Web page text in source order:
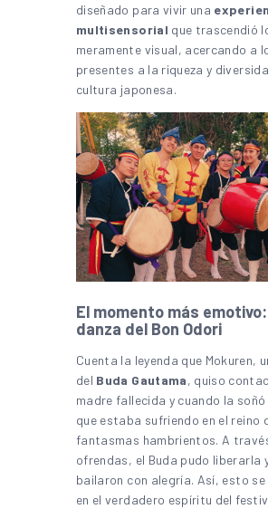
diseñado para vivir una
multisensorial que trascendió
meramente visual, acercando a
presentes a la riqueza y
cultura japonesa.
El momento más
danza del Bon Odori
Cuenta la leyenda que Mokuren,
del Buda Gautama, quiso
madre fallecida y cuando la
que estaba sufriendo en el reino
fantasmas hambrientos. A
ofrendas, el Buda pudo liberarla
bailaron con alegría. Así, esto
en el verdadero espíritu del